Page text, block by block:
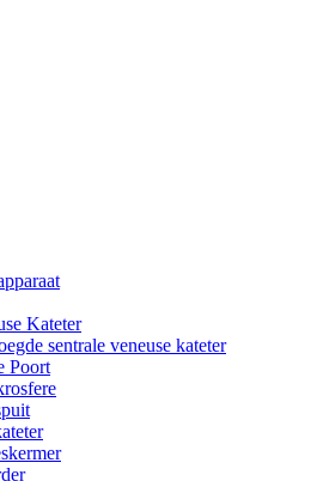
Kateter
sentrale veneuse kateter
Poort